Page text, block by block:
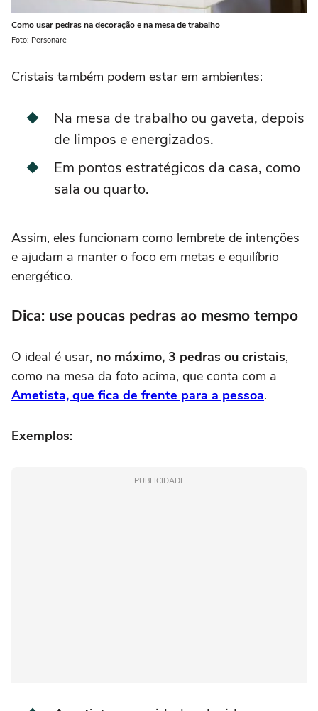
Como usar pedras na decoração e na mesa de trabalho
Foto: Personare
Cristais também podem estar em ambientes:
Na mesa de trabalho ou gaveta, depois
de limpos e energizados.
Em pontos estratégicos da casa, como
sala ou quarto.
Assim, eles funcionam como lembrete de intenções
e ajudam a manter o foco em metas e equilíbrio
energético.
Dica: use poucas pedras ao mesmo tempo
O ideal é usar, no máximo, 3 pedras ou cristais,
como na mesa da foto acima, que conta com a
Ametista, que fica de frente para a pessoa.
Exemplos:
PUBLICIDADE